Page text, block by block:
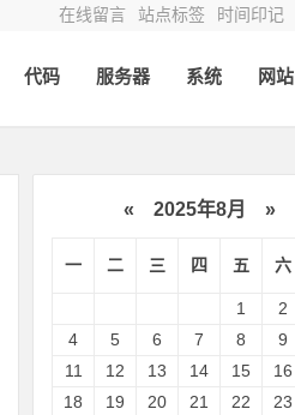
在线留言 站点标签 时间印记
代码 服务器 系统 网站
« 2025年8月 »
一 二 三 四 五 六
1 2
4
5 6 7 8 9
11
12 13 14 15 16
18
19 20 21 22 23